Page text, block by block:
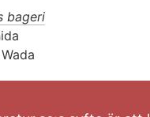
bageri